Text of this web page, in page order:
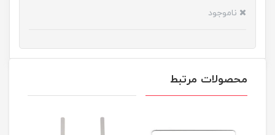
ناموجود
محصولات مرتبط